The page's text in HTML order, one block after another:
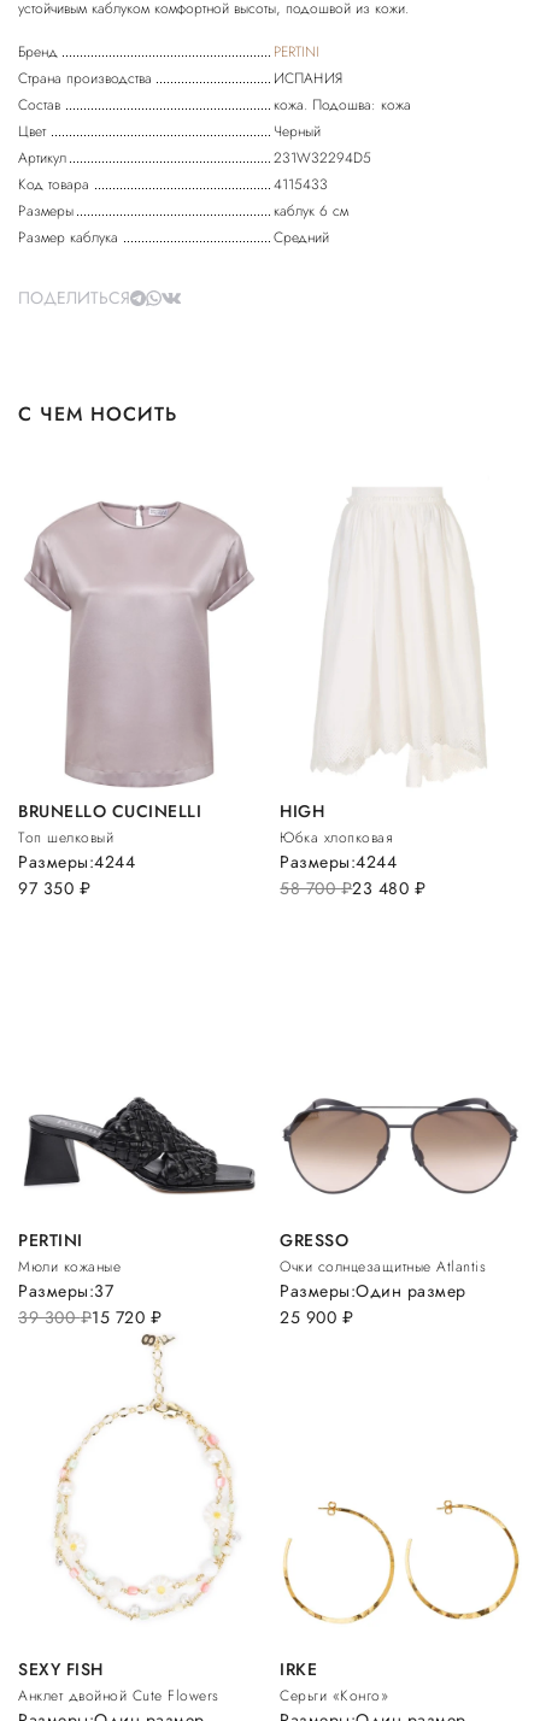
Бренд
PERTINI
Страна производства
ИСПАНИЯ
Состав
кожа. Подошва: кожа
Цвет
Черный
Артикул
231W32294D5
Код товара
4115433
Размеры
каблук 6 см
Размер каблука
Средний
ПОДЕЛИТЬСЯ
С ЧЕМ НОСИТЬ
BRUNELLO CUCINELLI
Топ шелковый
97 350 руб.
Размеры:4244
HIGH
Юбка хлопковая
58 700руб.23 480 руб.
Размеры:4244
PERTINI
Мюли кожаные
39 300руб.15 720 руб.
Размеры:37
GRESSO
Очки солнцезащитные Atlantis
25 900 руб.
Размеры:Один размер
SEXY FISH
Анклет двойной Cute Flowers
IRKE
Серьги «Конго»